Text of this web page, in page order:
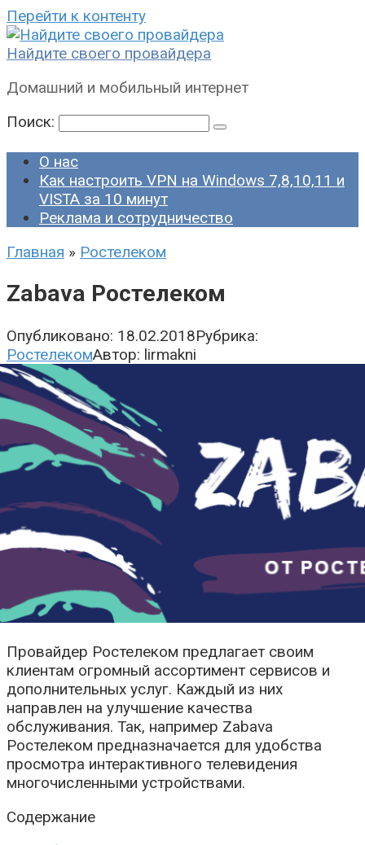
Перейти к контенту
Найдите своего провайдера
Домашний и мобильный интернет
Поиск:
О нас
Как настроить VPN на Windows 7,8,10,11 и
VISTA за 10 минут
Реклама и сотрудничество
Главная » Ростелеком
Zabava Ростелеком
Опубликовано: 18.02.2018Рубрика:
РостелекомАвтор: lirmakni
Провайдер Ростелеком предлагает своим
клиентам огромный ассортимент сервисов и
дополнительных услуг. Каждый из них
направлен на улучшение качества
обслуживания. Так, например Zabava
Ростелеком предназначается для удобства
просмотра интерактивного телевидения
многочисленными устройствами.
Содержание